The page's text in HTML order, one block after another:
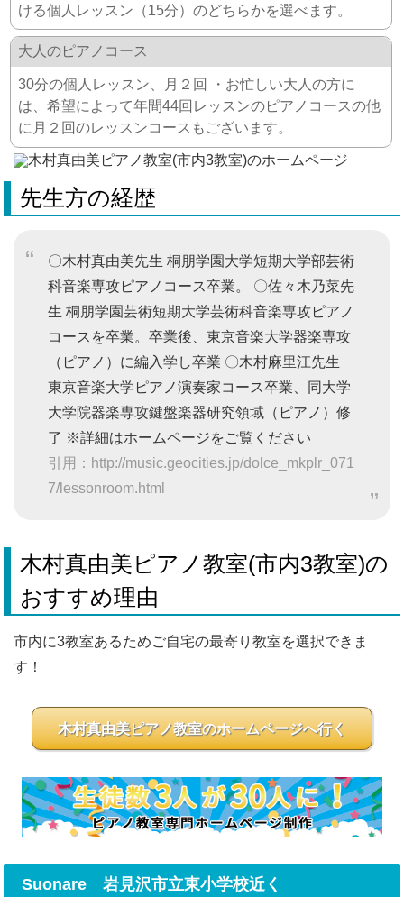
ける個人レッスン（15分）のどちらかを選べます。
大人のピアノコース
30分の個人レッスン、月２回 ・お忙しい大人の方に
は、希望によって年間44回レッスンのピアノコースの他
に月２回のレッスンコースもございます。
先生方の経歴
〇木村真由美先生 桐朋学園大学短期大学部芸術
科音楽専攻ピアノコース卒業。 〇佐々木乃菜先
生 桐朋学園芸術短期大学芸術科音楽専攻ピアノ
コースを卒業。卒業後、東京音楽大学器楽専攻
（ピアノ）に編入学し卒業 〇木村麻里江先生
東京音楽大学ピアノ演奏家コース卒業、同大学
大学院器楽専攻鍵盤楽器研究領域（ピアノ）修
了 ※詳細はホームページをご覧ください
引用：http://music.geocities.jp/dolce_mkplr_071
7/lessonroom.html
木村真由美ピアノ教室(市内3教室)の
おすすめ理由
市内に3教室あるためご自宅の最寄り教室を選択できま
す！
木村真由美ピアノ教室のホームページへ行く
Suonare 岩見沢市立東小学校近く